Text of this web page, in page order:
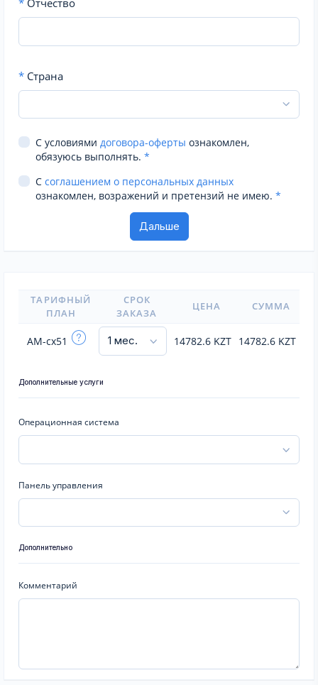
* Отчество
* Страна
С условиями договора-оферты ознакомлен,
обязуюсь выполнять. *
С соглашением о персональных данных
ознакомлен, возражений и претензий не имею. *
ТАРИФНЫЙ
ПЛАН
СРОК
ЗАКАЗА
ЦЕНА СУММА
AM-cx51 14782.6 KZT 14782.6 KZT
Дополнительные услуги
Операционная система
Панель управления
Дополнительно
Комментарий